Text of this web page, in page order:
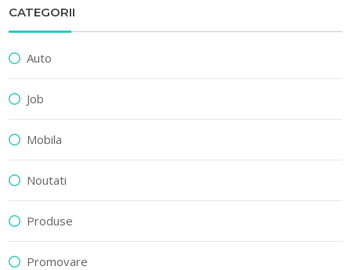
CATEGORII
Auto
Job
Mobila
Noutati
Produse
Promovare